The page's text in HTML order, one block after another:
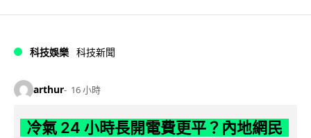
科技娛樂 科技新聞
arthur 16 小時
冷氣 24 小時長開電費更平？內地網民